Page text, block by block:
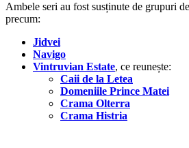
Ambele seri au fost susținute de grupuri
precum:
Jidvei
Navigo
Vintruvian Estate, ce reunește:
Caii de la Letea
Domeniile Prince Matei
Crama Olterra
Crama Histria